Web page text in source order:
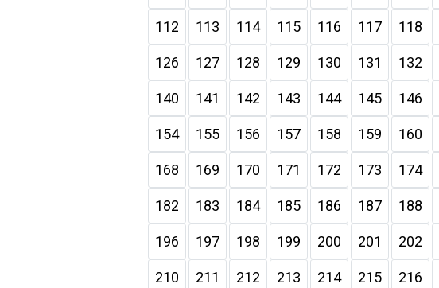
112 113 114 115 116 117 118
126 127 128 129 130 131 132
140 141 142 143 144 145 146
154 155 156 157 158 159 160
168 169 170 171 172 173 174
182 183 184 185 186 187 188
196 197 198 199 200 201 202
210 211 212 213 214 215 216